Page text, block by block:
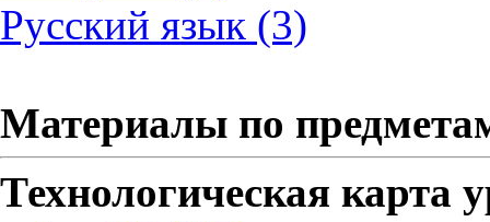
Русский язык (3)
Материалы по
Технологическая карта